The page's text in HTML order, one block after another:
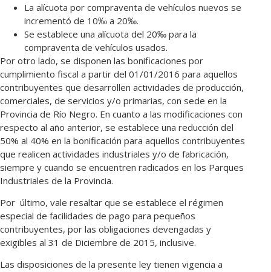
La alícuota por compraventa de vehículos nuevos se
incrementó de 10‰ a 20‰.
Se establece una alícuota del 20‰ para la
compraventa de vehículos usados.
Por otro lado, se disponen las bonificaciones por
cumplimiento fiscal a partir del 01/01/2016 para aquellos
contribuyentes que desarrollen actividades de producción,
comerciales, de servicios y/o primarias, con sede en la
Provincia de Río Negro. En cuanto a las modificaciones con
respecto al año anterior, se establece una reducción del
50% al 40% en la bonificación para aquellos contribuyentes
que realicen actividades industriales y/o de fabricación,
siempre y cuando se encuentren radicados en los Parques
Industriales de la Provincia.
Por último, vale resaltar que se establece el régimen
especial de facilidades de pago para pequeños
contribuyentes, por las obligaciones devengadas y
exigibles al 31 de Diciembre de 2015, inclusive.
Las disposiciones de la presente ley tienen vigencia a